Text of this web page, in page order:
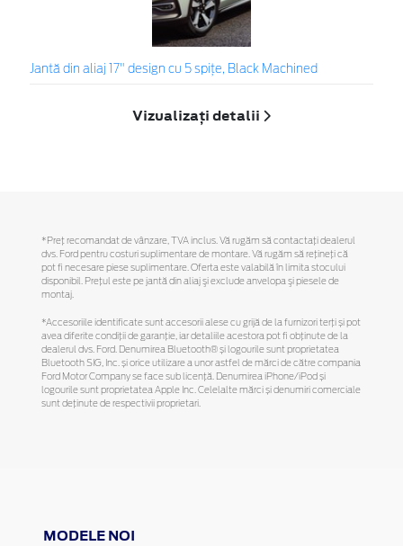
Jantă din aliaj 17" design cu 5 spiţe, Black Machined
Vizualizați detalii
*Preţ recomandat de vânzare, TVA inclus. Vă rugăm să contactaţi dealerul
dvs. Ford pentru costuri suplimentare de montare. Vă rugăm să reţineţi că
pot fi necesare piese suplimentare. Oferta este valabilă în limita stocului
disponibil. Preţul este pe jantă din aliaj şi exclude anvelopa şi piesele de
montaj.
*Accesoriile identificate sunt accesorii alese cu grijă de la furnizori terți și pot
avea diferite condiții de garanție, iar detaliile acestora pot fi obținute de la
dealerul dvs. Ford. Denumirea Bluetooth® și logourile sunt proprietatea
Bluetooth SIG, Inc. și orice utilizare a unor astfel de mărci de către compania
Ford Motor Company se face sub licență. Denumirea iPhone/iPod și
logourile sunt proprietatea Apple Inc. Celelalte mărci și denumiri comerciale
sunt deținute de respectivii proprietari.
MODELE NOI